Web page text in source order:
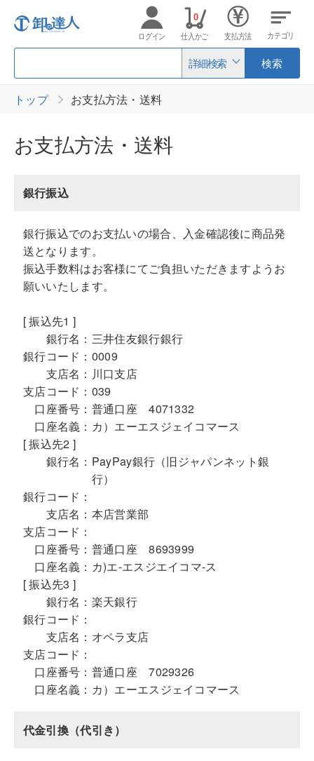
詳細検索 検索
ログイン 仕入かご
0
支払方法 カテゴリ
トップ お支払方法・送料
お支払方法・送料
銀行振込
銀行振込でのお支払いの場合、入金確認後に商品発
送となります。
振込手数料はお客様にてご負担いただきますようお
願いいたします。
[ 振込先1 ]
銀行名： 三井住友銀行銀行
銀行コード： 0009
支店名： 川口支店
支店コード： 039
口座番号： 普通口座 4071332
口座名義： カ）エーエスジェイコマース
[ 振込先2 ]
銀行名： PayPay銀行（旧ジャパンネット銀
行）
銀行コード：
支店名： 本店営業部
支店コード：
口座番号： 普通口座 8693999
口座名義： カ)エ-エスジエイコマ-ス
[ 振込先3 ]
銀行名： 楽天銀行
銀行コード：
支店名： オペラ支店
支店コード：
口座番号： 普通口座 7029326
口座名義： カ）エーエスジェイコマース
代金引換（代引き）